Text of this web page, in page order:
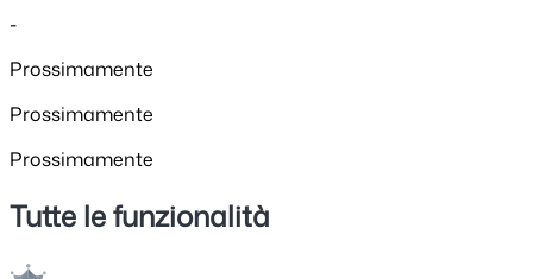
-
Prossimamente
Prossimamente
Prossimamente
Tutte le funzionalità